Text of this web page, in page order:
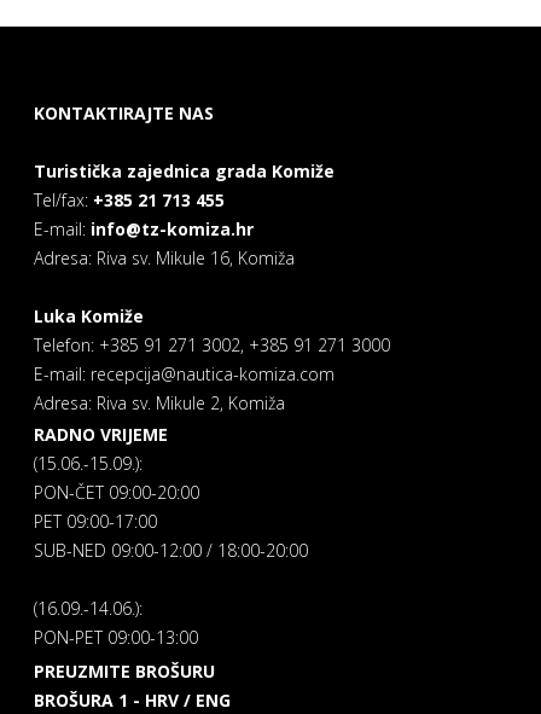
KONTAKTIRAJTE NAS
Turistička zajednica grada Komiže
Tel/fax: +385 21 713 455
E-mail: info@tz-komiza.hr
Adresa: Riva sv. Mikule 16, Komiža
Luka Komiže
Telefon: +385 91 271 3002, +385 91 271 3000
E-mail: recepcija@nautica-komiza.com
Adresa: Riva sv. Mikule 2, Komiža
RADNO VRIJEME
(15.06.-15.09.):
PON-ČET 09:00-20:00
PET 09:00-17:00
SUB-NED 09:00-12:00 / 18:00-20:00
(16.09.-14.06.):
PON-PET 09:00-13:00
PREUZMITE BROŠURU
BROŠURA 1 - HRV / ENG